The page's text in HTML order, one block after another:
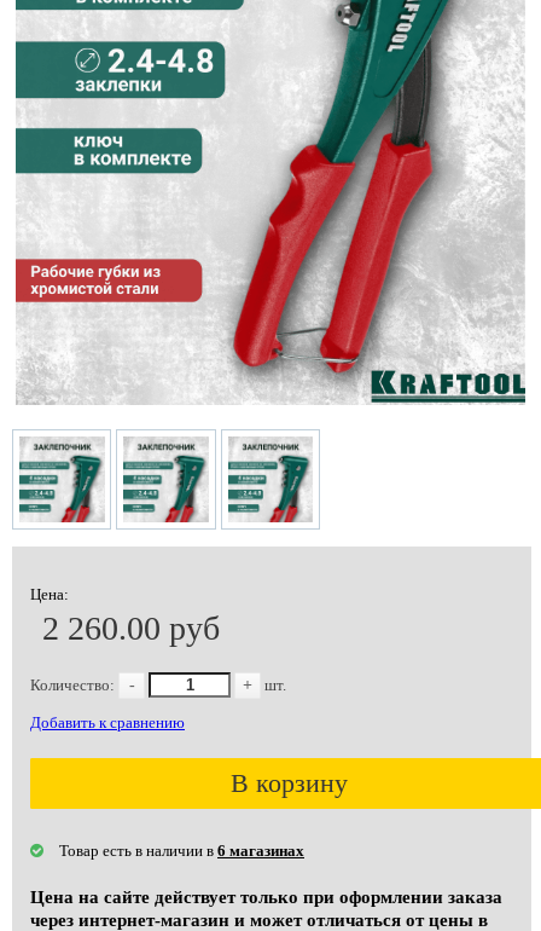
Цена:
2 260.00 руб
Количество: - + шт.
Добавить к сравнению
В корзину
Товар есть в наличии в 6 магазинах
Цена на сайте действует только при оформлении заказа
через интернет-магазин и может отличаться от цены в